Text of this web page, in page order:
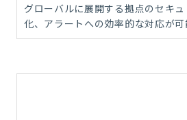
グローバルに展開する拠点のセキ
化、アラートへの効率的な対応が可